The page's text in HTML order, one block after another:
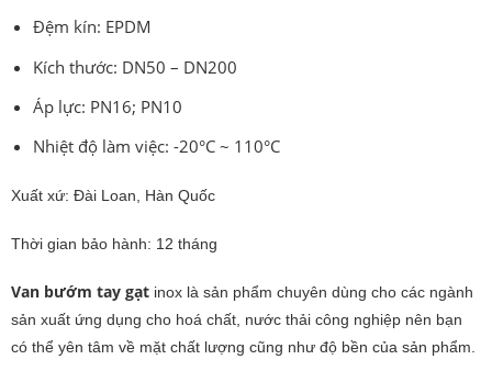
Đệm kín: EPDM
Kích thước: DN50 – DN200
Áp lực: PN16; PN10
Nhiệt độ làm việc: -20°C ~ 110°C
Xuất xứ: Đài Loan, Hàn Quốc
Thời gian bảo hành: 12 tháng
Van bướm tay gạt inox là sản phẩm chuyên dùng cho các ngành
sản xuất ứng dụng cho hoá chất, nước thải công nghiệp nên bạn
có thể yên tâm về mặt chất lượng cũng như độ bền của sản phẩm.